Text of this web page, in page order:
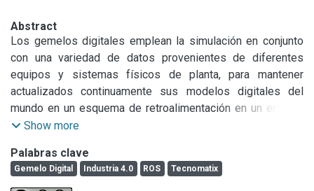
Abstract
Los gemelos digitales emplean la simulación en conjunto
con una variedad de datos provenientes de diferentes
equipos y sistemas físicos de planta, para mantener
actualizados continuamente sus modelos digitales del
mundo en un esquema de retroalimentación en un entorno
virtual que facilita la toma de decisiones. La
del desarrollo de arquitecturas de software para que los
diversos componentes se integren e interactúen mediante
Show more
Palabras clave
Gemelo Digital Industria 4.0 ROS Tecnomatix